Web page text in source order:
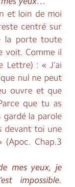
et loin de moi
centré sur
la porte toute
voit. Comme il
Lettre) : « J’ai
nul ne peut
ouvre et que
que tu as
gardé la parole
devant toi une
Chap.3
mes yeux, je
impossible.